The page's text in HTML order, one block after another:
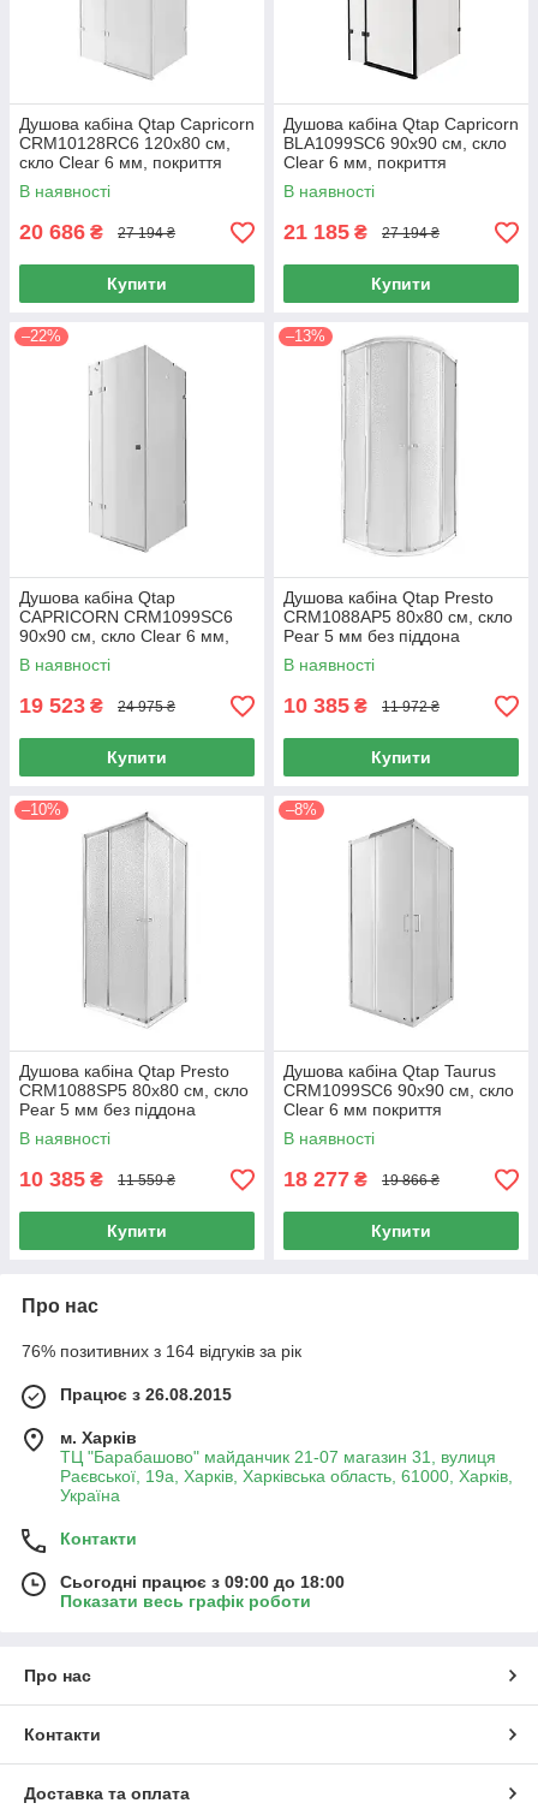
Душова кабіна Qtap Capricorn
CRM10128RC6 120x80 см,
скло Clear 6 мм, покриття
CalcLess без піддона
В наявності
20 686 ₴ 27 194 ₴
Купити
Душова кабіна Qtap Capricorn
BLA1099SC6 90x90 см, скло
Clear 6 мм, покриття
CalcLess без піддона
В наявності
21 185 ₴ 27 194 ₴
Купити
–22%
Душова кабіна Qtap
CAPRICORN CRM1099SC6
90х90 см, скло Clear 6 мм,
CalcLess, без піддона
В наявності
19 523 ₴ 24 975 ₴
Купити
–13%
Душова кабіна Qtap Presto
CRM1088AP5 80х80 см, скло
Pear 5 мм без піддона
В наявності
10 385 ₴ 11 972 ₴
Купити
–10%
Душова кабіна Qtap Presto
CRM1088SP5 80х80 см, скло
Pear 5 мм без піддона
В наявності
10 385 ₴ 11 559 ₴
Купити
–8%
Душова кабіна Qtap Taurus
CRM1099SC6 90х90 см, скло
Clear 6 мм покриття
CalcLess, без піддона
В наявності
18 277 ₴ 19 866 ₴
Купити
Про нас
76% позитивних з 164 відгуків за рік
Працює з 26.08.2015
м. Харків
ТЦ "Барабашово" майданчик 21-07 магазин 31, вулиця
Раєвської, 19а, Харків, Харківська область, 61000, Харків,
Україна
Контакти
Сьогодні працює з 09:00 до 18:00
Показати весь графік роботи
Про нас
Контакти
Доставка та оплата